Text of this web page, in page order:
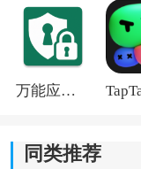
万能应用隐藏
同类推荐